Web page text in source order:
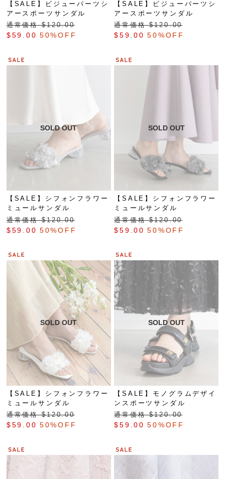
【SALE】ビジューパーツシ
アースポーツサンダル
通常価格 $‌120.00
$‌59.00 50%OFF
【SALE】ビジューパーツシ
アースポーツサンダル
通常価格 $‌120.00
$‌59.00 50%OFF
【SALE】シフォンフラワー
ミュールサンダル
通常価格 $‌120.00
$‌59.00 50%OFF
【SALE】シフォンフラワー
ミュールサンダル
通常価格 $‌120.00
$‌59.00 50%OFF
【SALE】シフォンフラワー
ミュールサンダル
通常価格 $‌120.00
$‌59.00 50%OFF
【SALE】モノグラムデザイ
ンスポーツサンダル
通常価格 $‌120.00
$‌59.00 50%OFF